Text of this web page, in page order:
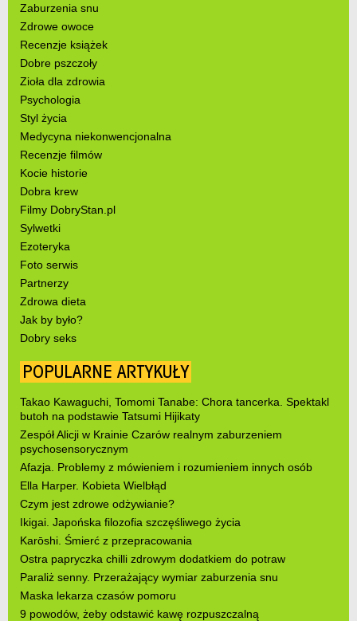
Zaburzenia snu
Zdrowe owoce
Recenzje książek
Dobre pszczoły
Zioła dla zdrowia
Psychologia
Styl życia
Medycyna niekonwencjonalna
Recenzje filmów
Kocie historie
Dobra krew
Filmy DobryStan.pl
Sylwetki
Ezoteryka
Foto serwis
Partnerzy
Zdrowa dieta
Jak by było?
Dobry seks
POPULARNE ARTYKUŁY
Takao Kawaguchi, Tomomi Tanabe: Chora tancerka. Spektakl
butoh na podstawie Tatsumi Hijikaty
Zespół Alicji w Krainie Czarów realnym zaburzeniem
psychosensorycznym
Afazja. Problemy z mówieniem i rozumieniem innych osób
Ella Harper. Kobieta Wielbłąd
Czym jest zdrowe odżywianie?
Ikigai. Japońska filozofia szczęśliwego życia
Karōshi. Śmierć z przepracowania
Ostra papryczka chilli zdrowym dodatkiem do potraw
Paraliż senny. Przerażający wymiar zaburzenia snu
Maska lekarza czasów pomoru
9 powodów, żeby odstawić kawę rozpuszczalną